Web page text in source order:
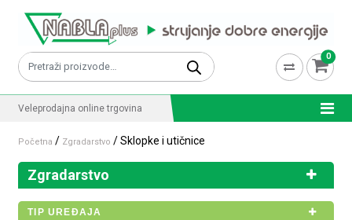
Pretraži: 0
Veleprodajna online trgovina
Početna / Zgradarstvo / Sklopke i utičnice
Zgradarstvo
TIP UREĐAJA